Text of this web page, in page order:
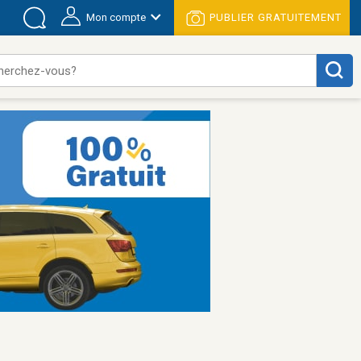
Mon compte PUBLIER GRATUITEMENT
vous?